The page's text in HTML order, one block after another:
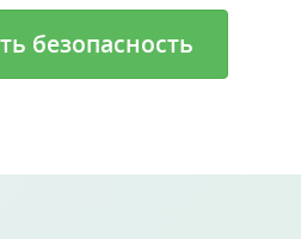
безопасность